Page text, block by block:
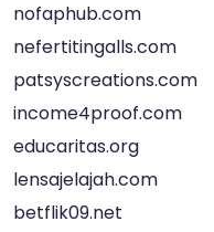
nofaphub.com
nefertitingalls.com
patsyscreations.com
income4proof.com
educaritas.org
lensajelajah.com
betflik09.net